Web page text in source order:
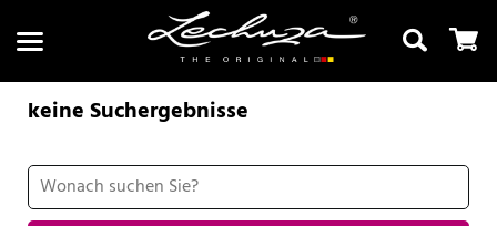
Suchen
keine Suchergebnisse